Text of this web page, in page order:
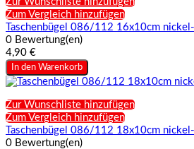
Zum Vergleich hinzufügen
Taschenbügel 086/112 16x10cm
0 Bewertung(en)
4,90 €
In den Warenkorb
Zur Wunschliste hinzufügen
Zum Vergleich hinzufügen
Taschenbügel 086/112 18x10cm
0 Bewertung(en)